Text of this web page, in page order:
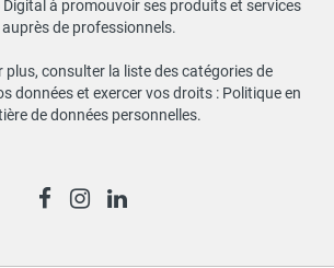
à promouvoir ses produits et services
auprès de professionnels.
plus, consulter la liste des catégories de
données et exercer vos droits : Politique en
de données personnelles.